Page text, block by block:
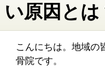
い原因とは
こんにちは。地域の
骨院です。